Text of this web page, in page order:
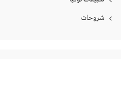
شروحات